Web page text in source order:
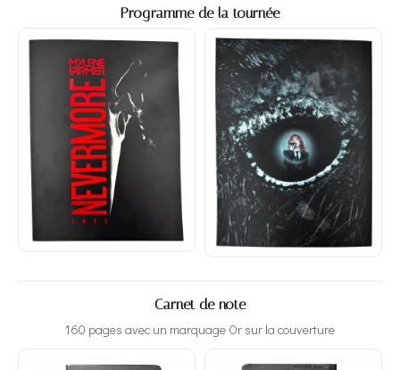
Programme de la tournée
Carnet de note
160 pages avec un marquage Or sur la couverture